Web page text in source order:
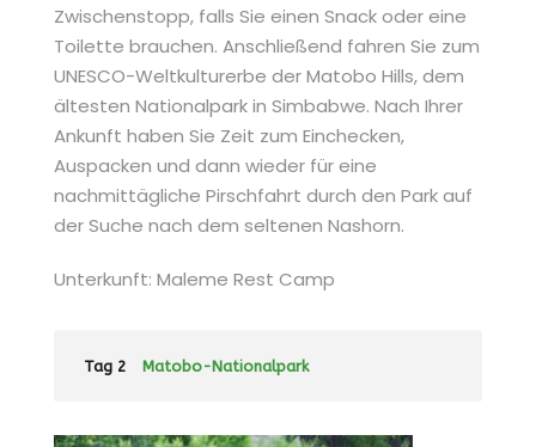
Zwischenstopp, falls Sie einen Snack oder eine
Toilette brauchen. Anschließend fahren Sie zum
UNESCO-Weltkulturerbe der Matobo Hills, dem
ältesten Nationalpark in Simbabwe. Nach Ihrer
Ankunft haben Sie Zeit zum Einchecken,
Auspacken und dann wieder für eine
nachmittägliche Pirschfahrt durch den Park auf
der Suche nach dem seltenen Nashorn.
Unterkunft: Maleme Rest Camp
Tag 2 Matobo-Nationalpark